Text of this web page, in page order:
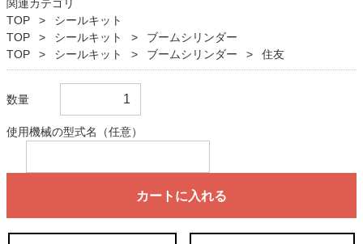
関連カテゴリ
TOP
シールキット
TOP
シールキット
ブームシリンダー
TOP
シールキット ブームシリンダー 住友
数量
使用機械の型式名（任意）
カートに入れる